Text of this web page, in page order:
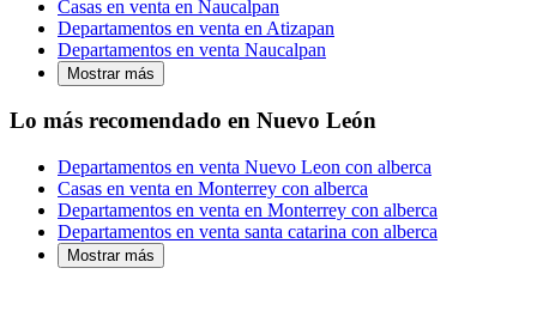
Casas en venta en Naucalpan
Departamentos en venta en Atizapan
Departamentos en venta Naucalpan
Mostrar más
Lo más recomendado en Nuevo León
Departamentos en venta Nuevo Leon con alberca
Casas en venta en Monterrey con alberca
Departamentos en venta en Monterrey con alberca
Departamentos en venta santa catarina con alberca
Mostrar más